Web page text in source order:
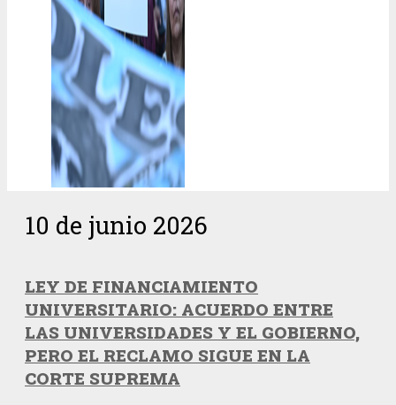
10 de junio 2026
LEY DE FINANCIAMIENTO
UNIVERSITARIO: ACUERDO ENTRE
LAS UNIVERSIDADES Y EL GOBIERNO,
PERO EL RECLAMO SIGUE EN LA
CORTE SUPREMA